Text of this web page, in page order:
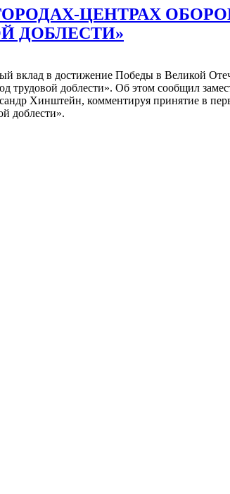
ЦЕНТРАХ
ДОБЛЕСТИ»
вклад в достижение Победы в Великой
доблести». Об этом сообщил
Хинштейн, комментируя принятие в
доблести».